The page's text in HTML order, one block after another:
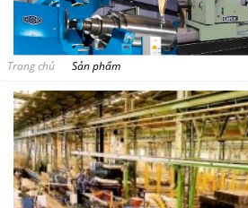
Trang chủ Sản phẩm